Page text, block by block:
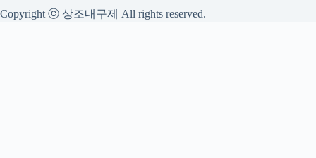
Copyright ⓒ 상조내구제 All rights reserved.